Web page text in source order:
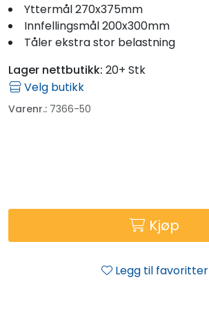
Yttermål 270x375mm
Innfellingsmål 200x300mm
Tåler ekstra stor belastning
Lager nettbutikk: 20+ Stk
Velg butikk
Varenr.: 7366-50
Kjøp
Legg til favoritter